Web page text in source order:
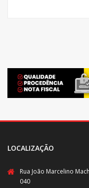
LOCALIZAÇÃO
Rua João Marcelino
040